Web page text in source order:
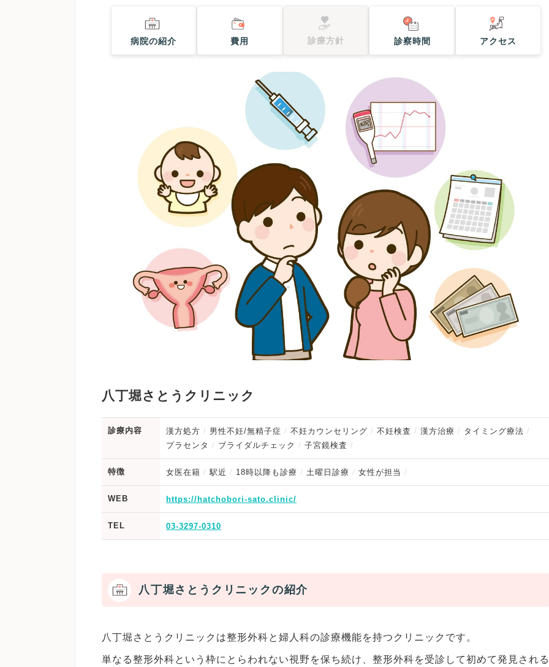
病院の紹介 費用 診療方針 診察時間 アクセス
八丁堀さとうクリニック
診療内容 漢方処方 男性不妊/無精子症 不妊カウンセリング 不妊検査 漢方治療
タイミング療法
プラセンタ
ブライダルチェック 子宮鏡検査
特徴 女医在籍 駅近 18時以降も診療 土曜日診療 女性が担当
WEB https://hatchobori-sato.clinic/
TEL 03-3297-0310
八丁堀さとうクリニックの紹介
八丁堀さとうクリニックは整形外科と婦人科の診療機能を持つクリニックです。
単なる整形外科という枠にとらわれない視野を保ち続け、整形外科を受診して初めて発見される